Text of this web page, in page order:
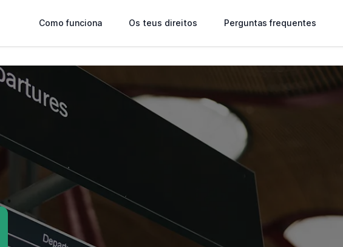
Como funciona Os teus direitos Perguntas frequentes